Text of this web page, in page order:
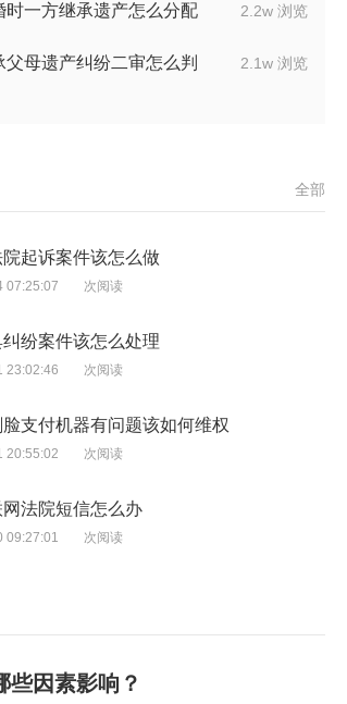
览 文章 人去世之后财产会分配到什么地方
览 文章 父母去世后房产继承需花费多少费用
全部
起诉案件该怎么做
07:25:07 次阅读
纷案件该怎么处理
23:02:46 次阅读
支付机器有问题该如何维权
20:55:02 次阅读
法院短信怎么办
09:27:01 次阅读
些因素影响？